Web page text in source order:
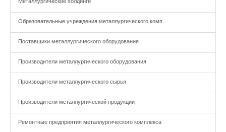
Поставщики металлургического оборудования
Производители металлургического оборудования
Производители металлургического сырья
Производители металлургической продукции
Ремонтные предприятия металлургического комплекса